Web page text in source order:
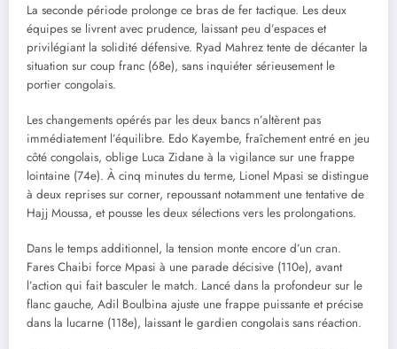
La seconde période prolonge ce bras de fer tactique. Les deux
équipes se livrent avec prudence, laissant peu d’espaces et
privilégiant la solidité défensive. Ryad Mahrez tente de décanter la
situation sur coup franc (68e), sans inquiéter sérieusement le
portier congolais.
Les changements opérés par les deux bancs n’altèrent pas
immédiatement l’équilibre. Edo Kayembe, fraîchement entré en jeu
côté congolais, oblige Luca Zidane à la vigilance sur une frappe
lointaine (74e). À cinq minutes du terme, Lionel Mpasi se distingue
à deux reprises sur corner, repoussant notamment une tentative de
Hajj Moussa, et pousse les deux sélections vers les prolongations.
Dans le temps additionnel, la tension monte encore d’un cran.
Fares Chaibi force Mpasi à une parade décisive (110e), avant
l’action qui fait basculer le match. Lancé dans la profondeur sur le
flanc gauche, Adil Boulbina ajuste une frappe puissante et précise
dans la lucarne (118e), laissant le gardien congolais sans réaction.